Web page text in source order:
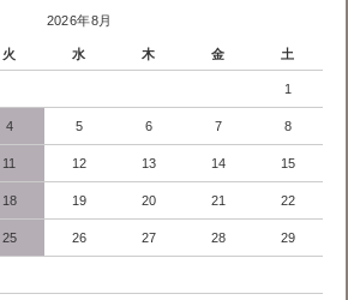
2026年8月
火 水 木 金 土
1
4 5 6 7 8
11 12 13 14 15
18 19 20 21 22
25 26 27 28 29